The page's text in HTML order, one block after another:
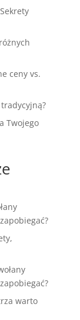
ceny vs.
Twojego
warto